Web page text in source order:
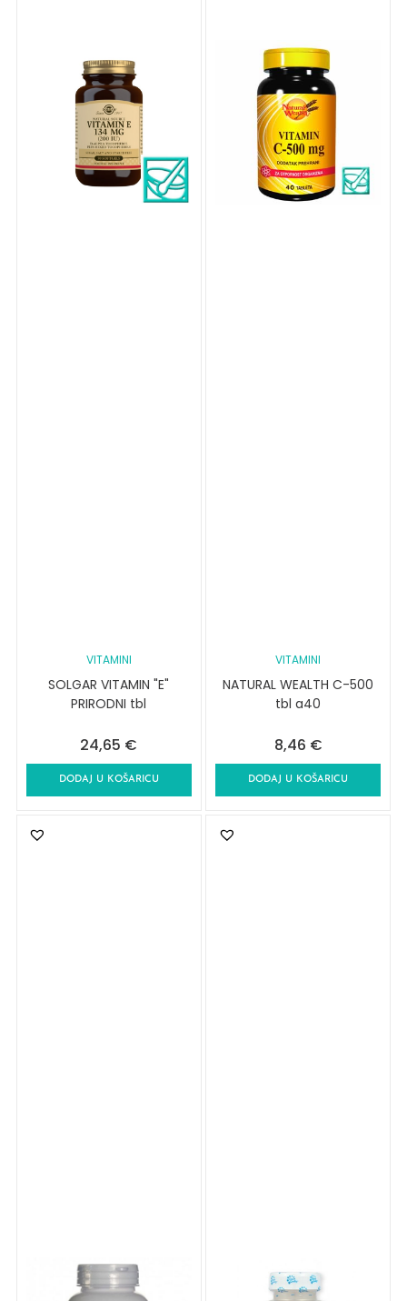
VITAMINI
SOLGAR VITAMIN "E"
PRIRODNI tbl
24,65 €
DODAJ U KOŠARICU
VITAMINI
NATURAL WEALTH C-500
tbl a40
8,46 €
DODAJ U KOŠARICU